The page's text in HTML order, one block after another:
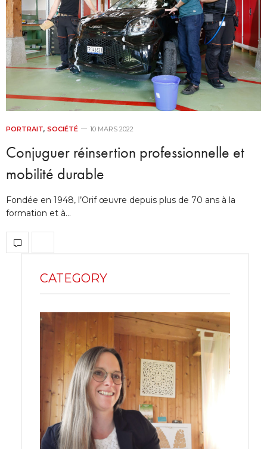
PORTRAIT, SOCIÉTÉ 10 MARS 2022
Conjuguer réinsertion professionnelle et
mobilité durable
Fondée en 1948, l’Orif œuvre depuis plus de 70 ans à la
formation et à…
CATEGORY